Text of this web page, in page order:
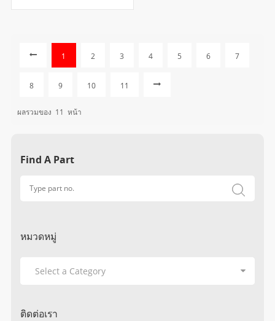
1 2 3 4 5 6 7
8 9 10 11
ผลรวมของ 11 หน้า
Find A Part
หมวดหมู่
ติดต่อเรา